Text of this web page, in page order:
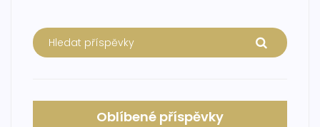
Oblíbené příspěvky